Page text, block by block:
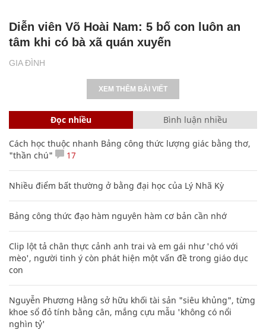
GIA ĐÌNH
Diễn viên Võ Hoài Nam: 5 bố con luôn an
tâm khi có bà xã quán xuyến
XEM THÊM BÀI VIẾT
Đọc nhiều Bình luận nhiều
Cách học thuộc nhanh Bảng công thức lượng giác bằng thơ,
"thần chú"
17
Nhiều điểm bất thường ở bằng đại học của Lý Nhã Kỳ
Bảng công thức đạo hàm nguyên hàm cơ bản cần nhớ
Clip lột tả chân thực cảnh anh trai và em gái như 'chó với
mèo', người tinh ý còn phát hiện một vấn đề trong giáo dục
con
Nguyễn Phương Hằng sở hữu khối tài sản "siêu khủng", từng
khoe sổ đỏ tính bằng cân, mắng cựu mẫu 'không có nổi
nghìn tỷ'